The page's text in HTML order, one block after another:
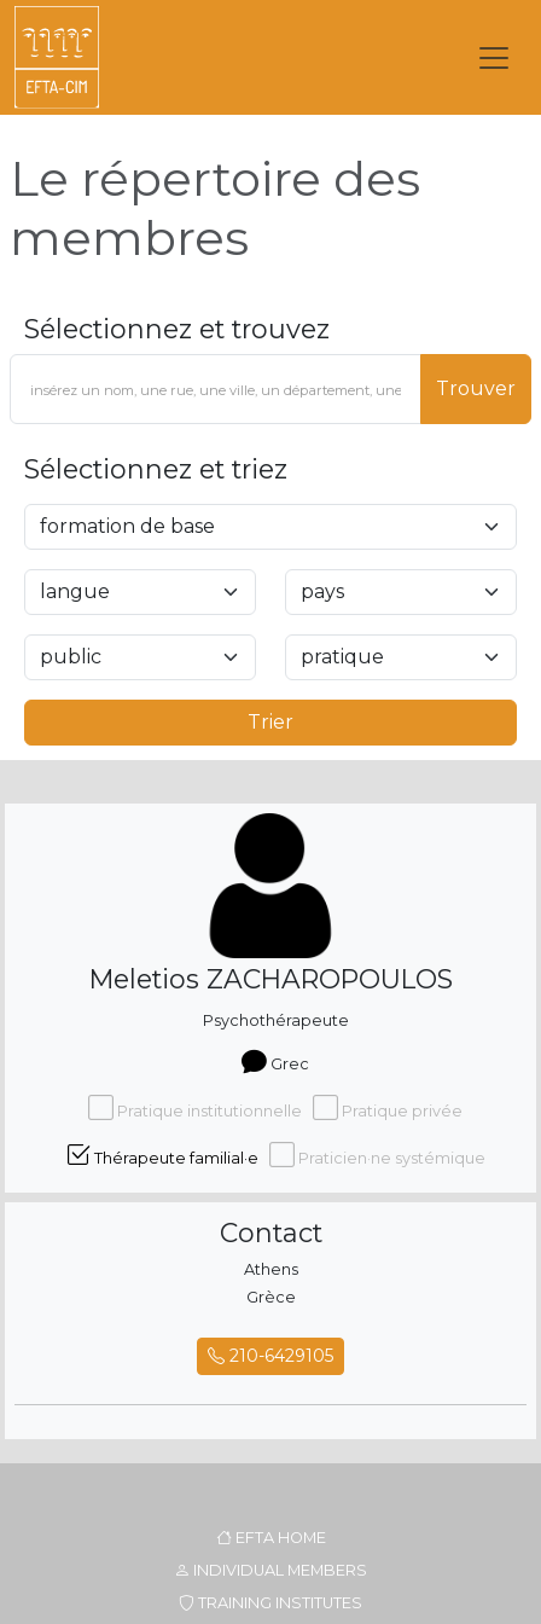
Le répertoire des
membres
Sélectionnez et trouvez
Trouver
Sélectionnez et triez
Trier
Meletios ZACHAROPOULOS
Psychothérapeute
Grec
Pratique institutionnelle Pratique privée
Thérapeute familial·e Praticien·ne systémique
Contact
Athens
Grèce
210-6429105
EFTA HOME
INDIVIDUAL MEMBERS
TRAINING INSTITUTES